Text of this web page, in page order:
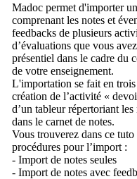
Madoc permet d'importer
comprenant les notes et
feedbacks de plusieurs
d’évaluations que vous
présentiel dans le cadre du
de votre enseignement.
L'importation se fait en trois
création de l’activité «
d’un tableur répertoriant
dans le carnet de notes.
Vous trouverez dans ce tuto
procédures pour l’import :
- Import de notes seules
- Import de notes avec